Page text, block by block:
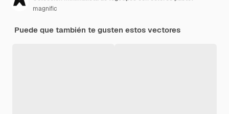
magnific
Puede que también te gusten estos vectores